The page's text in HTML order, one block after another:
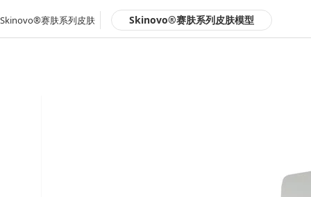
Skinovo®赛肤系列皮肤 Skinovo®赛肤系列皮肤模型